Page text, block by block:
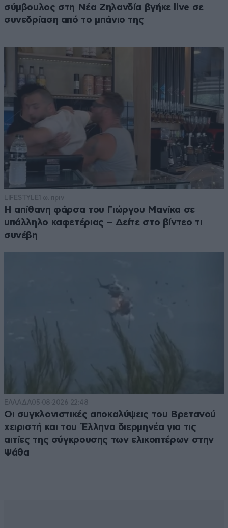
σύμβουλος στη Νέα Ζηλανδία βγήκε live σε
συνεδρίαση από το μπάνιο της
LIFESTYLE1 ω. πριν
Η απίθανη φάρσα του Γιώργου Μανίκα σε
υπάλληλο καφετέριας – Δείτε στο βίντεο τι
συνέβη
ΕΛΛΑΔΑ05·08·2026 22:48
Οι συγκλονιστικές αποκαλύψεις του Βρετανού
χειριστή και του Έλληνα διερμηνέα για τις
αιτίες της σύγκρουσης των ελικοπτέρων στην
Ψάθα